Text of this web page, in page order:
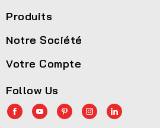
Produits
Notre Société
Votre Compte
Follow Us